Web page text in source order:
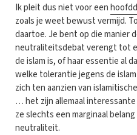
Ik pleit dus niet voor een
zoals je weet bewust vermijd.
daartoe. Je bent op die manier
neutraliteitsdebat verengt tot
de islam is, of haar essentie al
welke tolerantie jegens de
zich ten aanzien van
… het zijn allemaal
ze slechts een marginaal
neutraliteit.